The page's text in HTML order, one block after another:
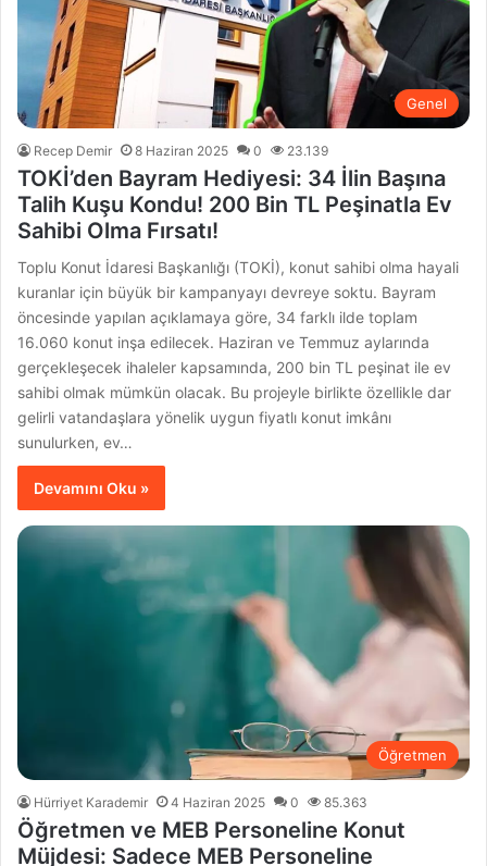
Genel
Recep Demir 8 Haziran 2025 0 23.139
TOKİ’den Bayram Hediyesi: 34 İlin Başına
Talih Kuşu Kondu! 200 Bin TL Peşinatla Ev
Sahibi Olma Fırsatı!
Toplu Konut İdaresi Başkanlığı (TOKİ), konut sahibi olma hayali
kuranlar için büyük bir kampanyayı devreye soktu. Bayram
öncesinde yapılan açıklamaya göre, 34 farklı ilde toplam
16.060 konut inşa edilecek. Haziran ve Temmuz aylarında
gerçekleşecek ihaleler kapsamında, 200 bin TL peşinat ile ev
sahibi olmak mümkün olacak. Bu projeyle birlikte özellikle dar
gelirli vatandaşlara yönelik uygun fiyatlı konut imkânı
sunulurken, ev…
Devamını Oku »
Öğretmen
Hürriyet Karademir 4 Haziran 2025 0 85.363
Öğretmen ve MEB Personeline Konut
Müjdesi: Sadece MEB Personeline